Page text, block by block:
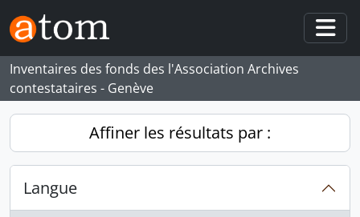
Skip to main content
Inventaires des fonds des l'Association Archives
contestataires - Genève
Affiner les résultats par :
Langue